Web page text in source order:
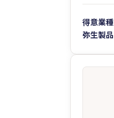
得意業種
弥生製品